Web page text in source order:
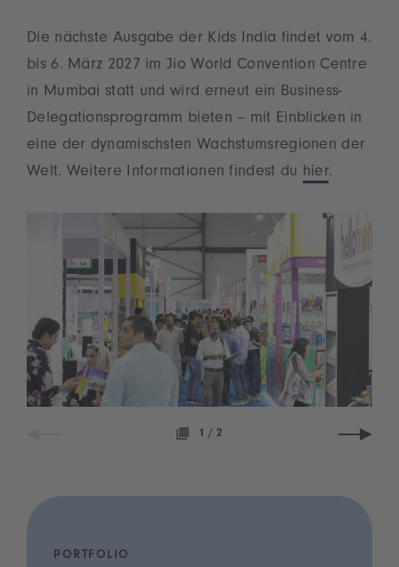
Die nächste Ausgabe der Kids India findet vom 4.
bis 6. März 2027 im Jio World Convention Centre
in Mumbai statt und wird erneut ein Business-
Delegationsprogramm bieten – mit Einblicken in
eine der dynamischsten Wachstumsregionen der
Welt. Weitere Informationen findest du hier.
1 / 2
PORTFOLIO